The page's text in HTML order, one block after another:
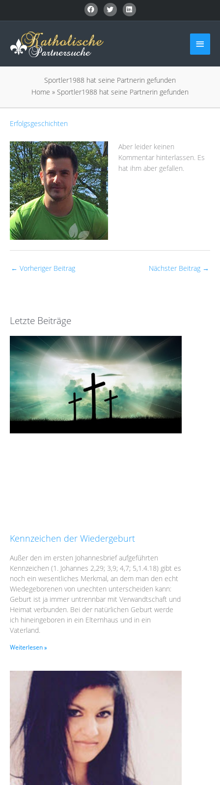
Sportler1988 hat seine Partnerin gefunden
Home » Sportler1988 hat seine Partnerin gefunden
Erfolgsgeschichten
Aber leider keinen
Kommentar hinterlassen. Es
hat ihm aber gefallen.
← Vorheriger Beitrag Nächster Beitrag →
Letzte Beiträge
Kennzeichen der Wiedergeburt
Außer den im ersten Johannesbrief aufgeführten
Kennzeichen (1. Johannes 2,29; 3,9; 4,7; 5,1.4.18) gibt es
noch ein wesentliches Merkmal, an dem man den echt
Wiedegeborenen von unechten unterscheiden kann:
Geburt ist ja immer untrennbar mit Verwandtschaft und
Heimat verbunden. Bei der natürlichen Geburt werde
ich hineingeboren in ein Elternhaus und in ein
Vaterland.
Weiterlesen »